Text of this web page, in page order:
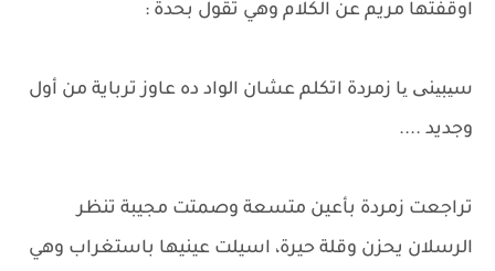
اوقفتها مريم عن الكلام وهي تقول بحدة :
سیبینی یا زمردة اتكلم عشان الواد ده عاوز ترباية من أول
وجديد ....
تراجعت زمردة بأعين متسعة وصمتت مجيبة تنظر
الرسلان يحزن وقلة حيرة، اسيلت عينيها باستغراب وهي